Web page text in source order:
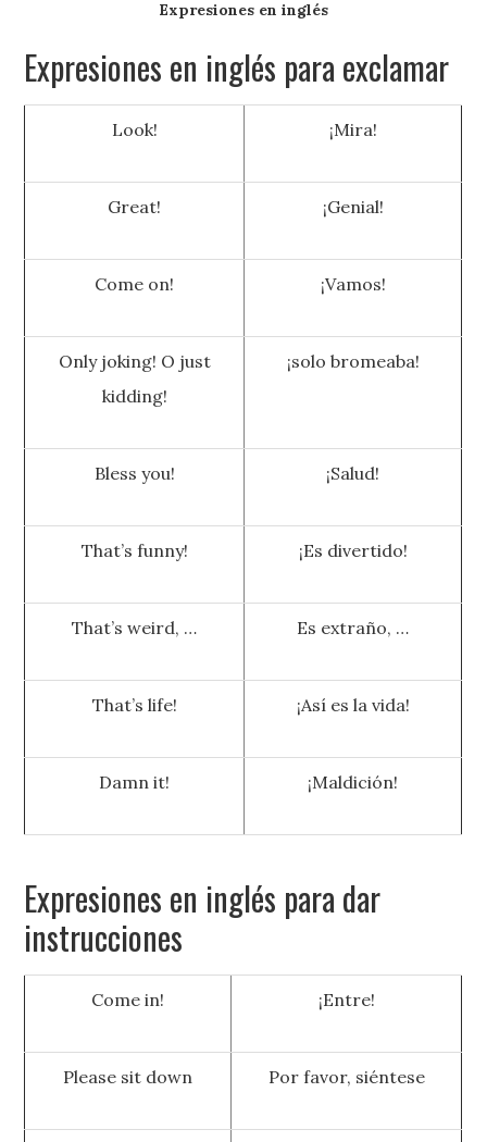
Expresiones en inglés
Expresiones en inglés para exclamar
Look! ¡Mira!
Great! ¡Genial!
Come on! ¡Vamos!
Only joking! O just
kidding!
¡solo bromeaba!
Bless you! ¡Salud!
That’s funny! ¡Es divertido!
That’s weird, … Es extraño, …
That’s life! ¡Así es la vida!
Damn it! ¡Maldición!
Expresiones en inglés para dar
instrucciones
Come in! ¡Entre!
Please sit down Por favor, siéntese